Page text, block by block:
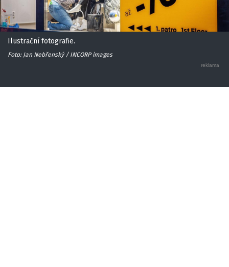
Ilustrační fotografie.
Foto: Jan Nebřenský / INCORP images